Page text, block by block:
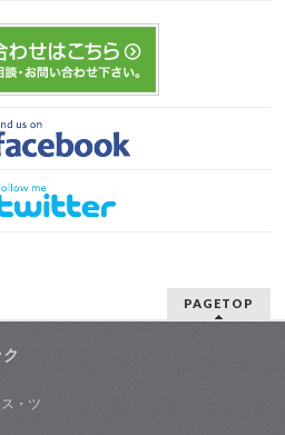
PAGETOP
・ツ